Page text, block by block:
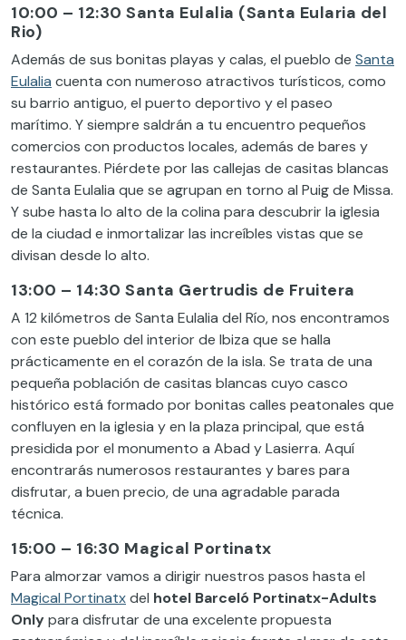
10:00 – 12:30 Santa Eulalia (Santa Eularia del
Rio)
Además de sus bonitas playas y calas, el pueblo de Santa
Eulalia cuenta con numeroso atractivos turísticos, como
su barrio antiguo, el puerto deportivo y el paseo
marítimo. Y siempre saldrán a tu encuentro pequeños
comercios con productos locales, además de bares y
restaurantes. Piérdete por las callejas de casitas blancas
de Santa Eulalia que se agrupan en torno al Puig de Missa.
Y sube hasta lo alto de la colina para descubrir la iglesia
de la ciudad e inmortalizar las increíbles vistas que se
divisan desde lo alto.
13:00 – 14:30 Santa Gertrudis de Fruitera
A 12 kilómetros de Santa Eulalia del Río, nos encontramos
con este pueblo del interior de Ibiza que se halla
prácticamente en el corazón de la isla. Se trata de una
pequeña población de casitas blancas cuyo casco
histórico está formado por bonitas calles peatonales que
confluyen en la iglesia y en la plaza principal, que está
presidida por el monumento a Abad y Lasierra. Aquí
encontrarás numerosos restaurantes y bares para
disfrutar, a buen precio, de una agradable parada
técnica.
15:00 – 16:30 Magical Portinatx
Para almorzar vamos a dirigir nuestros pasos hasta el
Magical Portinatxdel hotel Barceló Portinatx-Adults
Onlypara disfrutar de una excelente propuesta